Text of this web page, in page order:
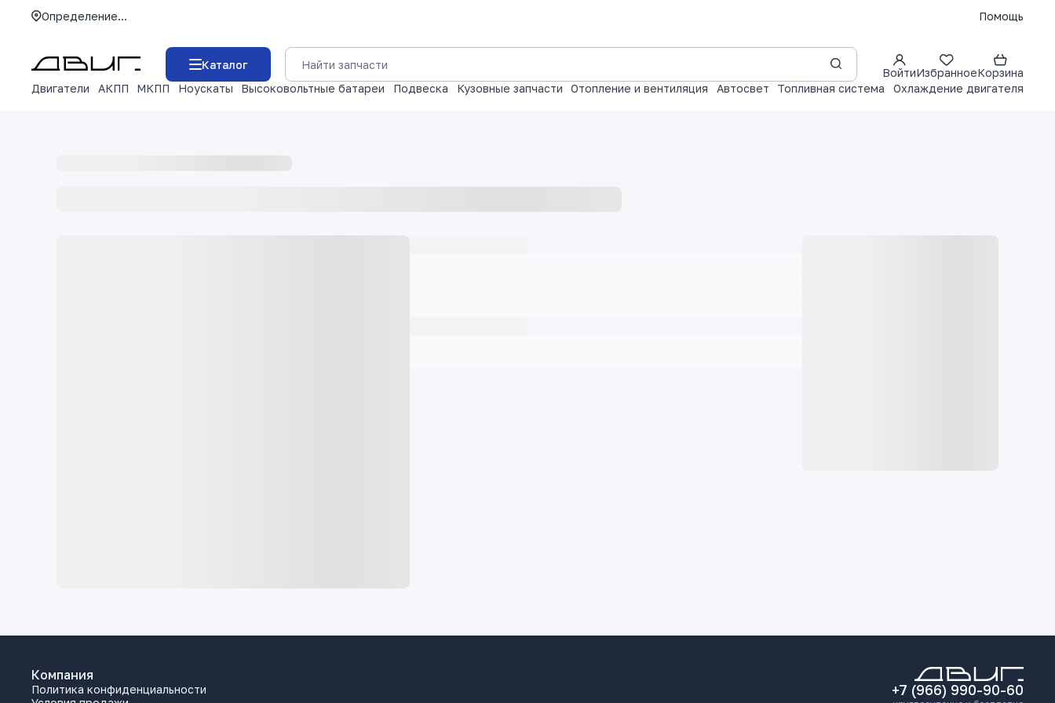
Определение... Помощь
Каталог
ВойтиИзбранноеКорзина
Двигатели
АКПП МКПП Ноускаты Высоковольтные батареи Подвеска Кузовные запчасти Отопление и вентиляция Автосвет Топливная система Охлаждение двигателя
Компания
Политика конфиденциальности
+7 (966) 990-90-60